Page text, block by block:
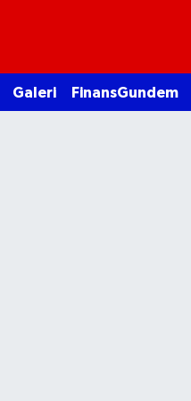
Galeri FinansGundem